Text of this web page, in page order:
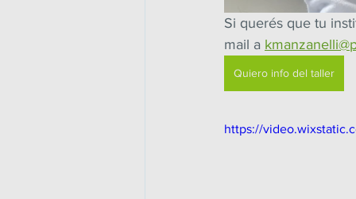
Si querés que tu
mail a
Quiero info del taller
https://